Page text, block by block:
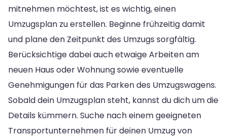
mitnehmen möchtest, ist es wichtig, einen
Umzugsplan zu erstellen. Beginne frühzeitig damit
und plane den Zeitpunkt des Umzugs sorgfältig.
Berücksichtige dabei auch etwaige Arbeiten am
neuen Haus oder Wohnung sowie eventuelle
Genehmigungen für das Parken des Umzugswagens.
Sobald dein Umzugsplan steht, kannst du dich um die
Details kümmern. Suche nach einem geeigneten
Transportunternehmen für deinen Umzug von